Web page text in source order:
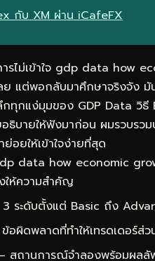
กับ XM ผ่าน iCafeFX
ารไม่เข้าใจ gdp data
ย แต่พอกลับมาศึกษาจริงจัง
กทุกแง่มุมของ GDP Data วิ
อธิบายให้ฟังมาก่อน ผมรวบร
อยให้เข้าใจง่ายที่สุด
data how economic
ให้ความสำคัญ
ระดับตั้งแต่ Basic ถึง
อผิดพลาดที่ทำให้เทรดเดอร์ส่
สถานการณ์จำลองพร้อมผลลั